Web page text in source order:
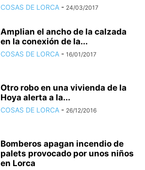
COSAS DE LORCA - 24/03/2017
Amplian el ancho de la calzada
en la conexión de la...
COSAS DE LORCA - 16/01/2017
Otro robo en una vivienda de la
Hoya alerta a la...
COSAS DE LORCA - 26/12/2016
Bomberos apagan incendio de
palets provocado por unos niños
en Lorca